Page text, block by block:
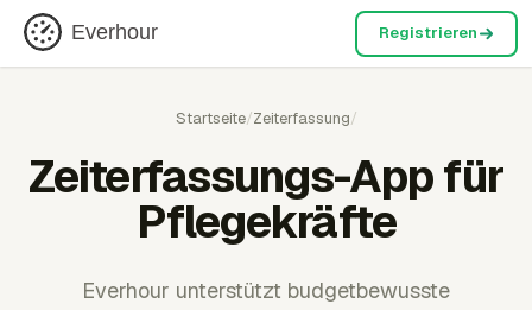
Everhour Registrieren
Startseite/Zeiterfassung/
Zeiterfassungs-App für
Pflegekräfte
Everhour unterstützt budgetbewusste